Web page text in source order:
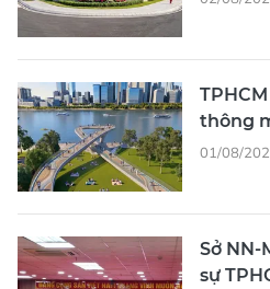
thông
01/08/
Sở NN-
sự